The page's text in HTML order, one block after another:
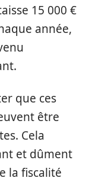
15 000 €
année,
que ces
être
Cela
et dûment
la fiscalité